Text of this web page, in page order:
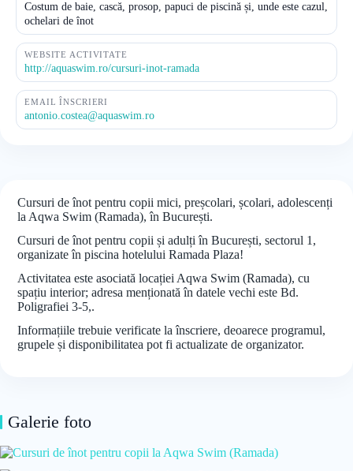
Costum de baie, cască, prosop, papuci de piscină și, unde este cazul,
ochelari de înot
WEBSITE ACTIVITATE
http://aquaswim.ro/cursuri-inot-ramada
EMAIL ÎNSCRIERI
antonio.costea@aquaswim.ro
Cursuri de înot pentru copii mici, preșcolari, școlari, adolescenți
la Aqwa Swim (Ramada), în București.
Cursuri de înot pentru copii și adulți în București, sectorul 1,
organizate în piscina hotelului Ramada Plaza!
Activitatea este asociată locației Aqwa Swim (Ramada), cu
spațiu interior; adresa menționată în datele vechi este Bd.
Poligrafiei 3-5,.
Informațiile trebuie verificate la înscriere, deoarece programul,
grupele și disponibilitatea pot fi actualizate de organizator.
Galerie foto